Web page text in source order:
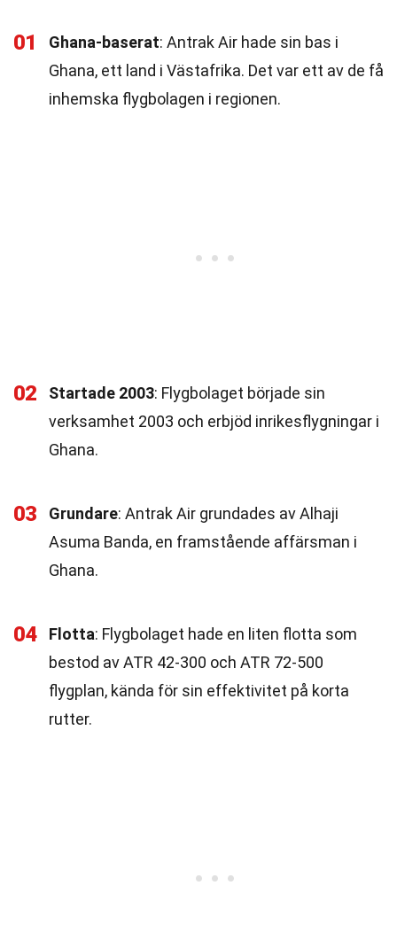
01 Ghana-baserat: Antrak Air hade sin bas i
Ghana, ett land i Västafrika. Det var ett av de få
inhemska flygbolagen i regionen.
02 Startade 2003: Flygbolaget började sin
verksamhet 2003 och erbjöd inrikesflygningar i
Ghana.
03 Grundare: Antrak Air grundades av Alhaji
Asuma Banda, en framstående affärsman i
Ghana.
04 Flotta: Flygbolaget hade en liten flotta som
bestod av ATR 42-300 och ATR 72-500
flygplan, kända för sin effektivitet på korta
rutter.